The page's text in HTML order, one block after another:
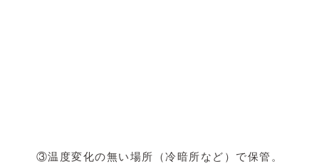
③温度変化の無い場所（冷暗所など）で保管。